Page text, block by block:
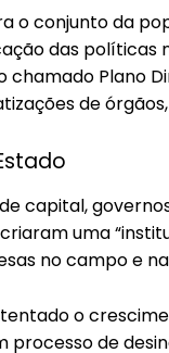
o conjunto da
das políticas
Plano
de
capital,
uma
no campo e
o
processo de